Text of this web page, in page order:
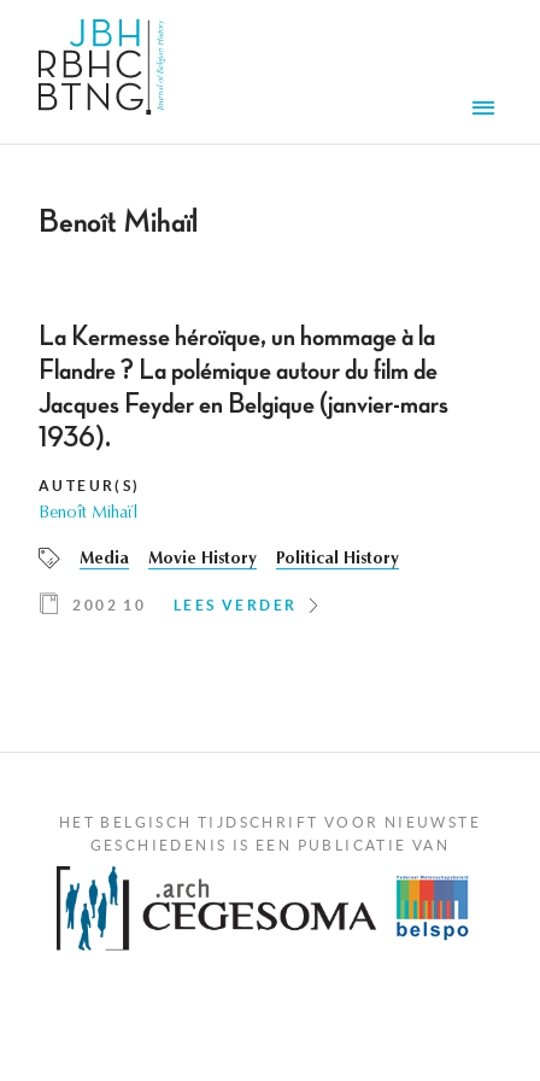
Benoît Mihaïl
La Kermesse héroïque, un hommage à la
Flandre ? La polémique autour du film de
Jacques Feyder en Belgique (janvier-mars
1936).
AUTEUR(S)
Benoît Mihaïl
Media Movie History Political History
2002 10 LEES VERDER
HET BELGISCH TIJDSCHRIFT VOOR NIEUWSTE
GESCHIEDENIS IS EEN PUBLICATIE VAN